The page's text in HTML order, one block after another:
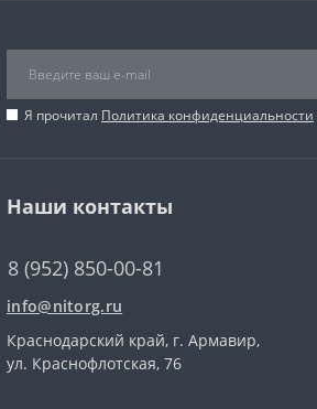
Я прочитал Политика конфиденциальности
Наши контакты
8 (952) 850-00-81
info@nitorg.ru
Краснодарский край, г. Армавир,
ул. Краснофлотская, 76